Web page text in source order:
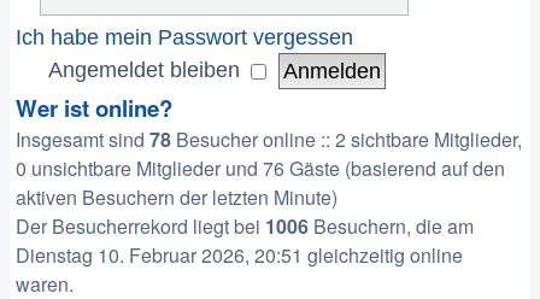
Ich habe mein Passwort vergessen
Angemeldet bleiben
Wer ist online?
Insgesamt sind 78 Besucher online :: 2 sichtbare Mitglieder,
0 unsichtbare Mitglieder und 76 Gäste (basierend auf den
aktiven Besuchern der letzten Minute)
Der Besucherrekord liegt bei 1006 Besuchern, die am
Dienstag 10. Februar 2026, 20:51 gleichzeitig online
waren.